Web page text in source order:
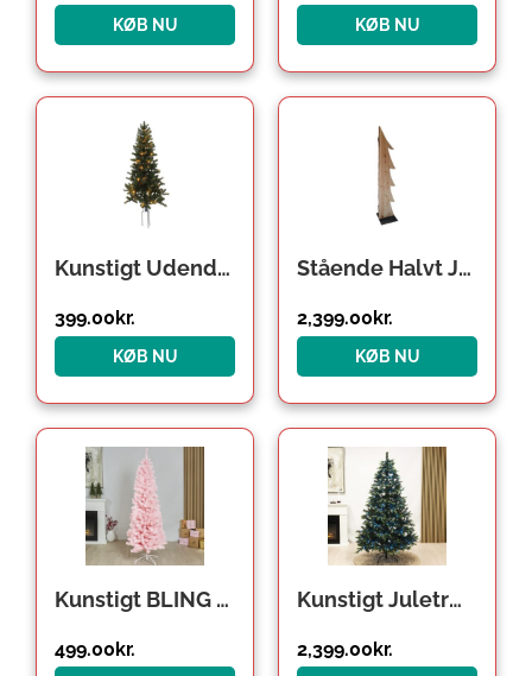
KØB NU KØB NU
Kunstigt Udendørs Juletræ LED 150 x 90 cm Klasse B+
399.00kr.
KØB NU
Stående Halvt Juletræ
2,399.00kr.
KØB NU
Kunstigt BLING Juletræ Lyserød 180 x 68 cm Klasse C
499.00kr.
Kunstigt Juletræ LED 180 x 124 cm Klasse A+
2,399.00kr.